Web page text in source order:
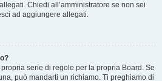
Chiedi all’amministratore se non sei
ad aggiungere allegati.
serie di regole per la propria Board. Se
può mandarti un richiamo. Ti preghiamo di